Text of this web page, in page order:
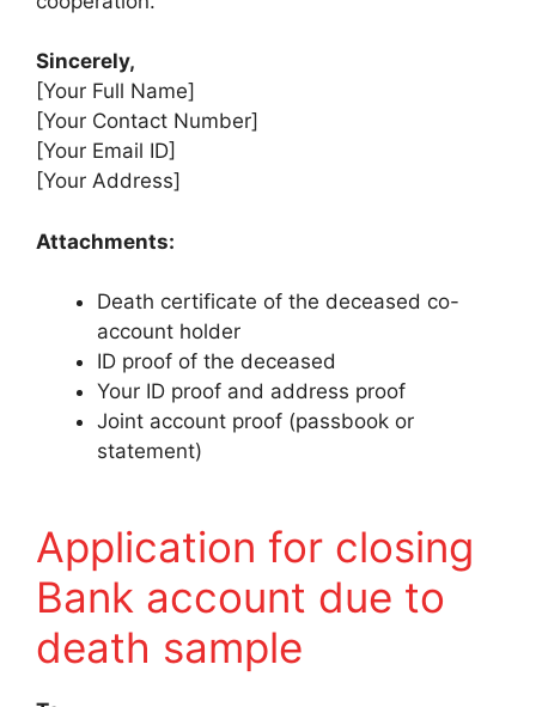
Sincerely,
[Your Full Name]
[Your Contact Number]
[Your Email ID]
[Your Address]
Attachments:
Death certificate of the deceased co-
account holder
ID proof of the deceased
Your ID proof and address proof
Joint account proof (passbook or
statement)
Application for closing
Bank account due to
death sample